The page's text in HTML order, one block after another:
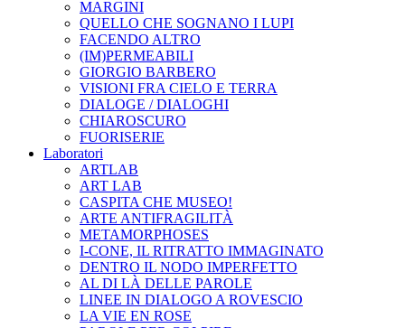
MARGINI
QUELLO CHE SOGNANO I LUPI
FACENDO ALTRO
(IM)PERMEABILI
GIORGIO BARBERO
VISIONI FRA CIELO E TERRA
DIALOGE / DIALOGHI
CHIAROSCURO
FUORISERIE
Laboratori
ARTLAB
ART LAB
CASPITA CHE MUSEO!
ARTE ANTIFRAGILITÀ
METAMORPHOSES
I-CONE, IL RITRATTO IMMAGINATO
DENTRO IL NODO IMPERFETTO
AL DI LÀ DELLE PAROLE
LINEE IN DIALOGO A ROVESCIO
LA VIE EN ROSE